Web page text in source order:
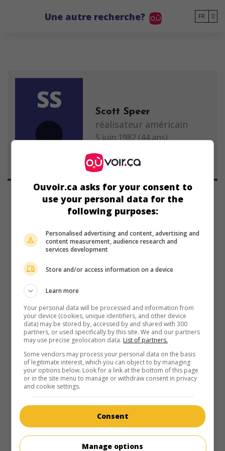
Une autre recherche? FR
SS Scott Speer
réalisateur américain
5 juin 1982 (44 ans)
au cinéma sur mes écrans
Soleil de minuit
É.-U. 2018. Drame sentimentalde Scott Speer avec
Thorne
vivre dans l'obscurité en raison d'une maladie rare, une
jeune musicienne vit un premier amour avec un garçon
auquel elle craint de révéler sa condition.
Durée: 93 min.
au cinéma sur mes écrans
Dansez dans les rues 4
É.-U. 2012. Drame musical Scott Speer
Ouvoir.ca asks for your consent to
use your personal data for the
following purposes:
Personalised advertising and content, advertising and
content measurement, audience research and
services development
Store and/or access information on a device
Learn more
Your personal data will be processed and information from
your device (cookies, unique identifiers, and other device
data) may be stored by, accessed by and shared with 300
partners, or used specifically by this site. We and our partners
may use precise geolocation data. List of partners.
Some vendors may process your personal data on the basis
of legitimate interest, which you can object to by managing
your options below. Look for a link at the bottom of this page
or in the site menu to manage or withdraw consent in privacy
and cookie settings.
Consent
Manage options